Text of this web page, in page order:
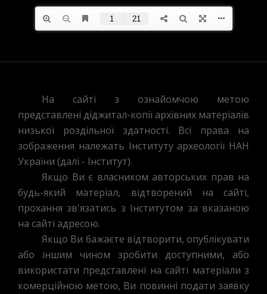
На сайті з ознайомчою метою
представлені діджитал-копії архівних матеріалів
низької роздільної здатності. Всі права на
зображення належать Інституту археології НАН
України (далі - Інститут).
Якщо Ви є власником авторських прав на
будь-який матеріал, відтворений на сайті,
прохання зв'язатись з Інститутом за вказаною
на сайті адресою.
Якщо Ви бажаєте відтворити, опублікувати
або іншим чином зробити доступними, або
використати представлені на сайті матеріали з
комерційною метою, Ви повинні подати заявку